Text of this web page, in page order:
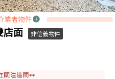
業者物件
店面 非信義物件
關注這間👀